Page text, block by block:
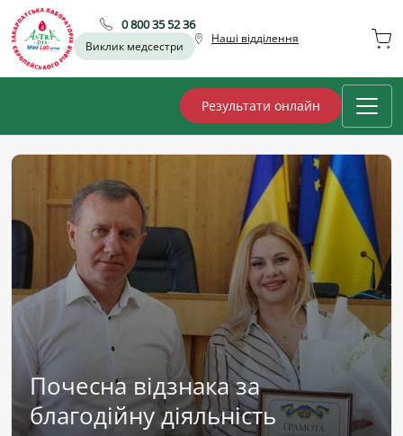
0 800 35 52 36
Виклик медсестри
Наші відділення
Результати онлайн
Почесна відзнака за
благодійну діяльність